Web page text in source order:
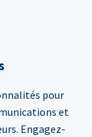
pour
et
Engagez-